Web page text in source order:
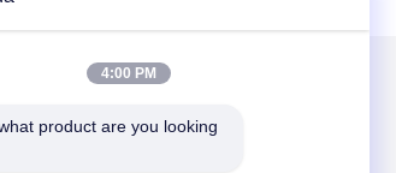
4:00 PM
product are you looking